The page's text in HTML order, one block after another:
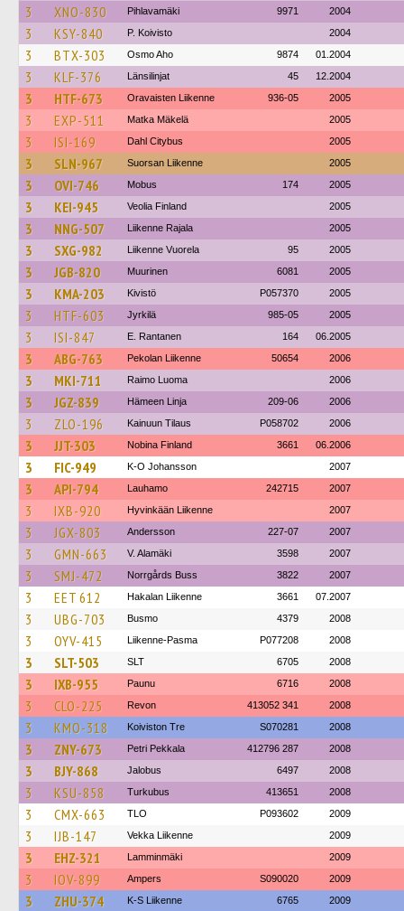
3 XNO-830 Pihlavamäki 9971 2004
3 KSY-840 P. Koivisto 2004
3 BTX-303 Osmo Aho 9874 01.2004
3 KLF-376 Länsilinjat 45 12.2004
3 HTF-673 Oravaisten Liikenne 936-05 2005
3 EXP-511 Matka Mäkelä 2005
3 ISI-169 Dahl Citybus 2005
3 SLN-967 Suorsan Liikenne 2005
3 OVI-746 Mobus 174 2005
3 KEI-945 Veolia Finland 2005
3 NNG-507 Liikenne Rajala 2005
3 SXG-982 Liikenne Vuorela 95 2005
3 JGB-820 Muurinen 6081 2005
3 KMA-203 Kivistö P057370 2005
3 HTF-603 Jyrkilä 985-05 2005
3 ISI-847 E. Rantanen 164 06.2005
3 ABG-763 Pekolan Liikenne 50654 2006
3 MKI-711 Raimo Luoma 2006
3 JGZ-839 Hämeen Linja 209-06 2006
3 ZLO-196 Kainuun Tilaus P058702 2006
3 JJT-303 Nobina Finland 3661 06.2006
3 FIC-949 K-O Johansson 2007
3 API-794 Lauhamo 242715 2007
3 IXB-920 Hyvinkään Liikenne 2007
3 JGX-803 Andersson 227-07 2007
3 GMN-663 V. Alamäki 3598 2007
3 SMJ-472 Norrgårds Buss 3822 2007
3 EET 612 Hakalan Liikenne 3661 07.2007
3 UBG-703 Busmo 4379 2008
3 OYV-415 Liikenne-Pasma P077208 2008
3 SLT-503 SLT 6705 2008
3 IXB-955 Paunu 6716 2008
3 CLO-225 Revon 413052 341 2008
3 KMO-318 Koiviston Tre S070281 2008
3 ZNY-673 Petri Pekkala 412796 287 2008
3 BJY-868 Jalobus 6497 2008
3 KSU-858 Turkubus 413651 2008
3 CMX-663 TLO P093602 2009
3 IJB-147 Vekka Liikenne 2009
3 EHZ-321 Lamminmäki 2009
3 IOV-899 Ampers S090020 2009
3 ZHU-374 K-S Liikenne 6765 2009